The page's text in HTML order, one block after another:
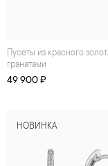
Пусеты из красного золота с
гранатами
49 900 ₽
НОВИНКА